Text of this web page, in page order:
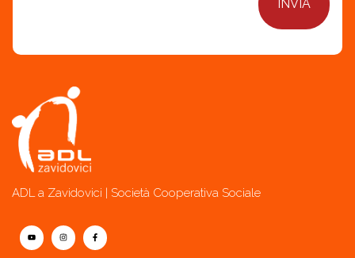
ADL a Zavidovici | Società Cooperativa Sociale